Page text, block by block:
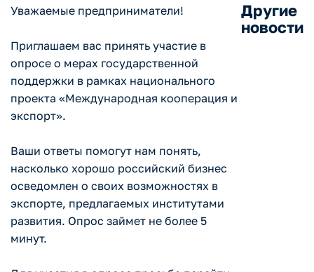
Уважаемые предприниматели!
Приглашаем вас принять участие в
опросе о мерах государственной
поддержки в рамках национального
проекта «Международная кооперация и
экспорт».
Ваши ответы помогут нам понять,
насколько хорошо российский бизнес
осведомлен о своих возможностях в
экспорте, предлагаемых институтами
развития. Опрос займет не более 5
минут.
Другие
новости